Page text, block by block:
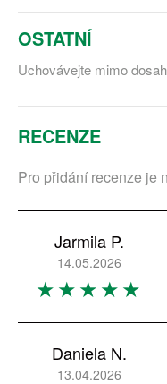
OSTATNÍ
Uchovávejte mimo
RECENZE
Pro přidání recenze je
Jarmila P.
14.05.2026
Daniela N.
13.04.2026